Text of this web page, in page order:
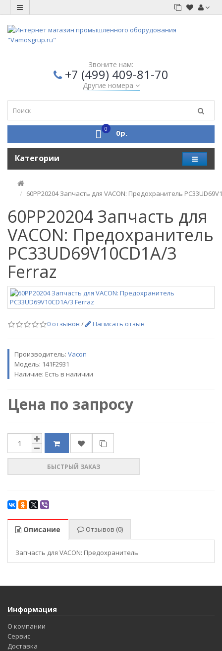
Звоните нам:
+7 (499) 409-81-70
Другие номера
0 0р.
Категории
60PP20204 Запчасть для VACON: Предохранитель
60PP20204 Запчасть для
VACON: Предохранитель
PC33UD69V10CD1A/3
Ferraz
0 отзывов / Написать отзыв
Производитель: Vacon
Модель: 141F2931
Наличие: Есть в наличии
Цена по запросу
БЫСТРЫЙ ЗАКАЗ
Описание Отзывов (0)
Запчасть для VACON: Предохранитель
Информация
О компании
Сервис
Доставка